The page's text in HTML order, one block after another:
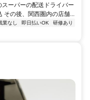
ーパーの配送ドライバー
その後、関西圏内の店舗...
業なし 即日払いOK
研修あり